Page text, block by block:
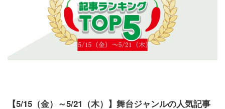
【5/15（金）～5/21（木）】舞台ジャンルの人気記事